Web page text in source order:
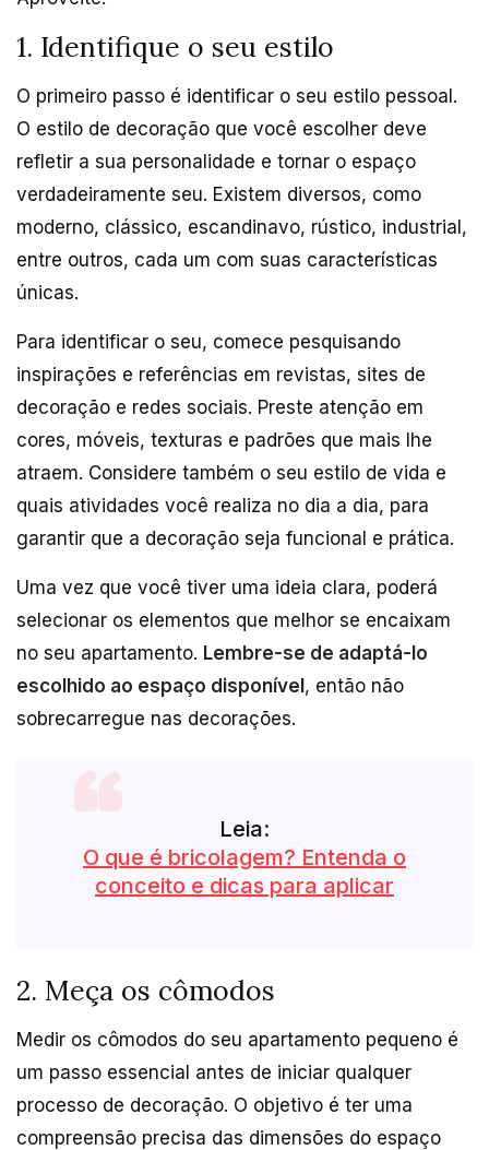
1. Identifique o seu estilo
O primeiro passo é identificar o seu estilo pessoal.
O estilo de decoração que você escolher deve
refletir a sua personalidade e tornar o espaço
verdadeiramente seu. Existem diversos, como
moderno, clássico, escandinavo, rústico, industrial,
entre outros, cada um com suas características
únicas.
Para identificar o seu, comece pesquisando
inspirações e referências em revistas, sites de
decoração e redes sociais. Preste atenção em
cores, móveis, texturas e padrões que mais lhe
atraem. Considere também o seu estilo de vida e
quais atividades você realiza no dia a dia, para
garantir que a decoração seja funcional e prática.
Uma vez que você tiver uma ideia clara, poderá
selecionar os elementos que melhor se encaixam
no seu apartamento. Lembre-se de adaptá-lo
escolhido ao espaço disponível, então não
sobrecarregue nas decorações.
Leia:
O que é bricolagem? Entenda o
conceito e dicas para aplicar
2. Meça os cômodos
Medir os cômodos do seu apartamento pequeno é
um passo essencial antes de iniciar qualquer
processo de decoração. O objetivo é ter uma
compreensão precisa das dimensões do espaço